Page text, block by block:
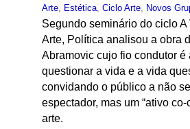
Arte, Estética, Ciclo Arte, Novos
Segundo seminário do ciclo A
Arte, Política analisou a obra
Abramovic cujo fio condutor é
questionar a vida e a vida
convidando o público a não
espectador, mas um “ativo
arte.